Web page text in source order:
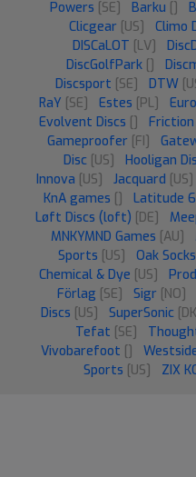
Powers [SE] Barku
Clicgear [US] Climo
DISCaLOT [LV]
DiscGolfPark
Discsport [SE] DTW
RaY [SE] Estes [PL]
Evolvent Discs
Friction
Gameproofer [FI]
Disc [US] Hooligan
Innova [US] Jacquard [US]
KnA games
Latitude
Løft Discs (loft) [DE]
MNKYMND Games [AU]
Sports [US] Oak Socks
Chemical & Dye [US]
Förlag [SE] Sigr [NO]
Discs [US] SuperSonic [DK]
Tefat [SE]
Vivobarefoot
Sports [US] ZIX